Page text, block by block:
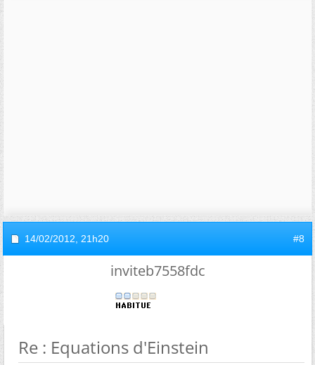
14/02/2012, 21h20 #8
inviteb7558fdc
Re : Equations d'Einstein